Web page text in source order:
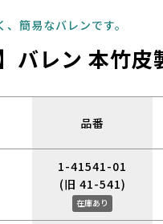
簡易なバレンです。
バレン 本竹皮
品番
1-41541-01
(旧 41-541)
在庫あり